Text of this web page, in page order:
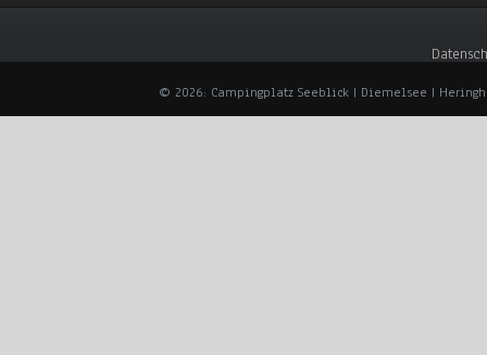
© 2026: Campingplatz Seeblick | Diemelsee |